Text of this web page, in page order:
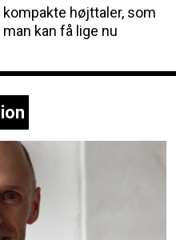
kompakte højttaler, som
man kan få lige nu